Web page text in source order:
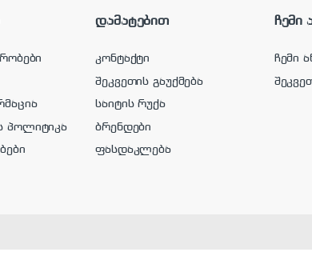
პოლიტიკა
დამატებით
კონტაქტი
შეკვეთის გაუქმება
საიტის რუქა
ბრენდები
ფასდაკლება
ჩემი
ჩემი